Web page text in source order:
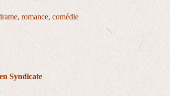
romance, comédie
Syndicate